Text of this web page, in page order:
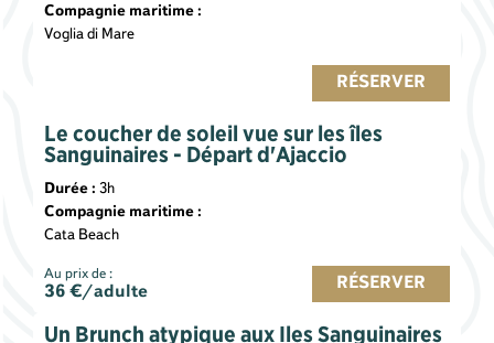
Compagnie maritime :
Voglia di Mare
RÉSERVER
Le coucher de soleil vue sur les îles
Sanguinaires - Départ d'Ajaccio
Au prix de :
36 €/adulte
Durée : 3h
Compagnie maritime :
Cata Beach
RÉSERVER
Un Brunch atypique aux Iles Sanguinaires